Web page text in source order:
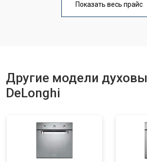
Показать весь прайс
Другие модели
DeLonghi